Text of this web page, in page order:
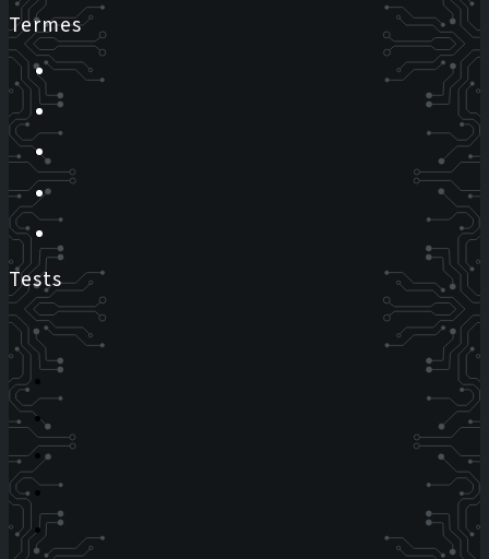
Termes
Tests